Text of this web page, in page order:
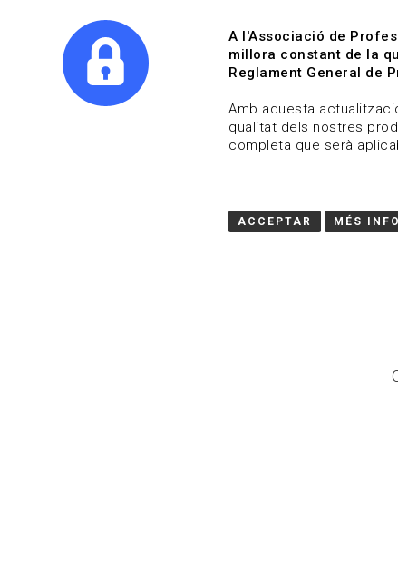
Qui
A l'Associació de
millora constant de la
Reglament General de
Amb aquesta
qualitat dels nostres
completa que serà
ACCEPTAR MÉS